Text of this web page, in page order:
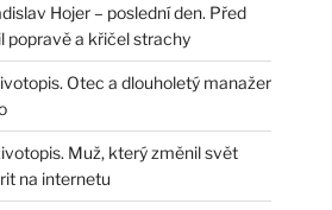
Hojer – poslední den. Před
popravě a křičel strachy
Otec a dlouholetý manažer
Muž, který změnil svět
na internetu